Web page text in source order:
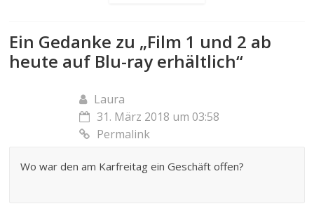
Ein Gedanke zu „Film 1 und 2 ab
heute auf Blu-ray erhältlich“
Laura
31. März 2018 um 03:58
Permalink
Wo war den am Karfreitag ein Geschäft offen?